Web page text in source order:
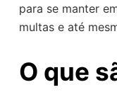
para se manter
multas e até
O que